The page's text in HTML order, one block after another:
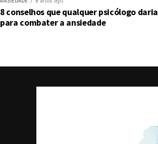
8 conselhos que qualquer psicólogo daria
para combater a ansiedade